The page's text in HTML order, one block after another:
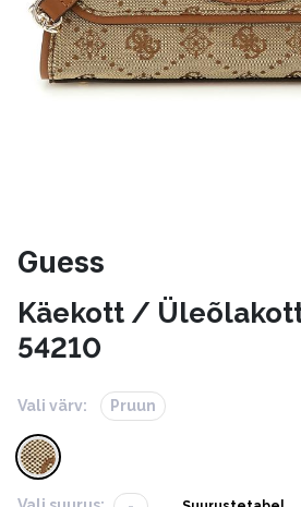
Guess
Käekott / Üleõlakott
54210
Vali värv: Pruun